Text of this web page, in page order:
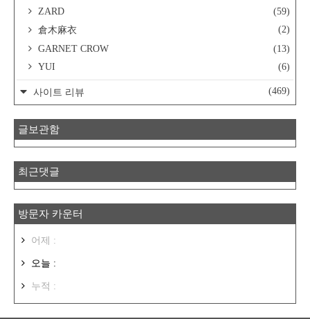
ZARD
(59)
倉木麻衣
(2)
GARNET CROW
(13)
YUI
(6)
사이트 리뷰 (469)
글보관함
최근댓글
방문자 카운터
어제 :
오늘 :
누적 :